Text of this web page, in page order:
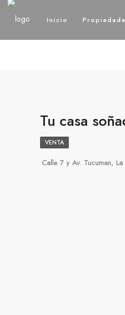
Inicio
Tu casa
VENTA
Calle 7 y Av. Tucuman, La